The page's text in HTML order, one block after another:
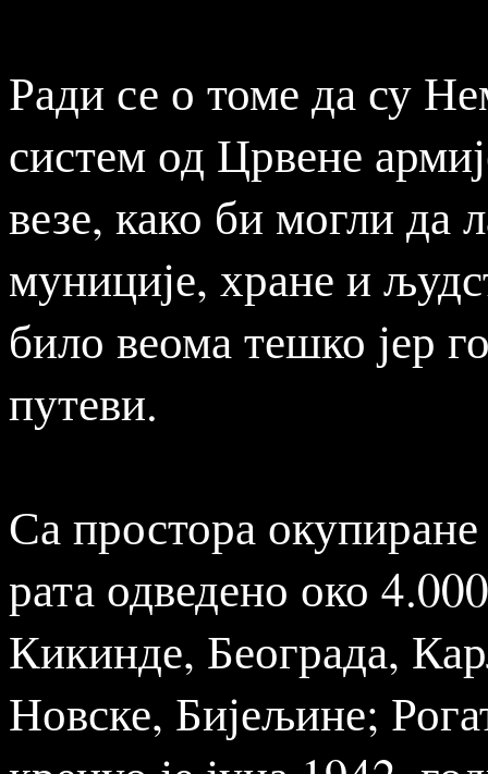
Ради се о томе да су
систем од Црвене
везе, како би могли да
муниције, хране и
било веома тешко јер
путеви.
Са простора окупиране
рата одведено око
Кикинде, Београда,
Новске, Бијељине;